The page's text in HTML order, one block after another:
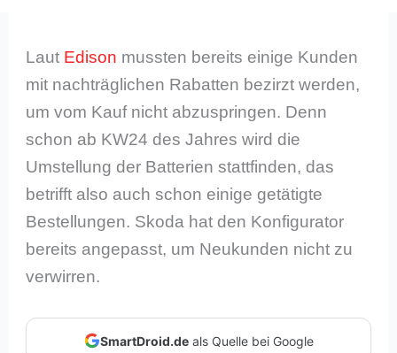
Laut Edison mussten bereits einige Kunden
mit nachträglichen Rabatten bezirzt werden,
um vom Kauf nicht abzuspringen. Denn
schon ab KW24 des Jahres wird die
Umstellung der Batterien stattfinden, das
betrifft also auch schon einige getätigte
Bestellungen. Skoda hat den Konfigurator
bereits angepasst, um Neukunden nicht zu
verwirren.
SmartDroid.deals Quelle bei Google